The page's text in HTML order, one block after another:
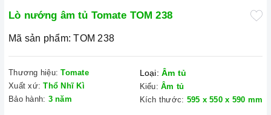
Lò nướng âm tủ Tomate TOM 238
Mã sản phẩm: TOM 238
Thương hiệu: Tomate
Xuất xứ: Thổ Nhĩ Kì
Bảo hành: 3 năm
Loại: Âm tủ
Kiểu: Âm tủ
Kích thước: 595 x 550 x 590 mm